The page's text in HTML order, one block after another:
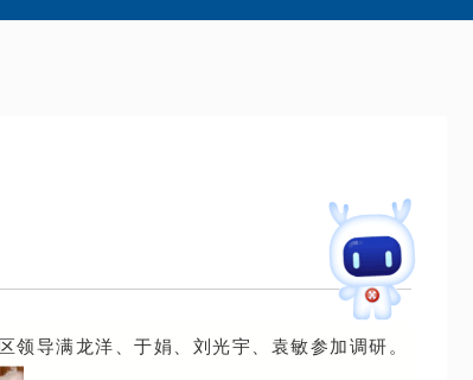
导满龙洋、于娟、刘光宇、袁敏参加调研。